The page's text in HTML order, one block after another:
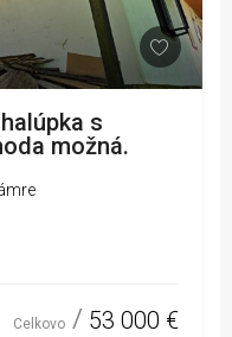
s
možná.
Celkovo 53 000 €